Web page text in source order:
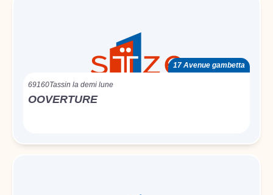
17 Avenue gambetta
69160Tassin la demi lune
OOVERTURE